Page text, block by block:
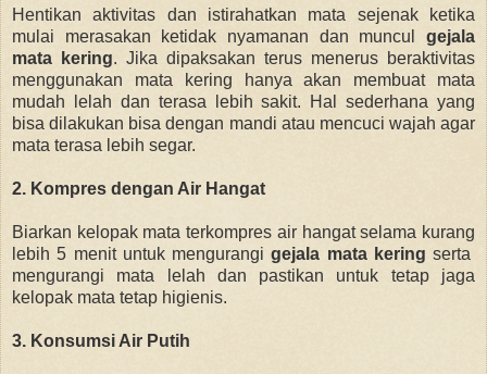
Hentikan aktivitas dan istirahatkan mata sejenak ketika
mulai merasakan ketidak nyamanan dan muncul gejala
mata kering. Jika dipaksakan terus menerus beraktivitas
menggunakan mata kering hanya akan membuat mata
mudah lelah dan terasa lebih sakit. Hal sederhana yang
bisa dilakukan bisa dengan mandi atau mencuci wajah agar
mata terasa lebih segar.
2. Kompres dengan Air Hangat
Biarkan kelopak mata terkompres air hangat selama kurang
lebih 5 menit untuk mengurangigejala mata kering serta
mengurangi mata lelah dan pastikan untuk tetap jaga
kelopak mata tetap higienis.
3. Konsumsi Air Putih